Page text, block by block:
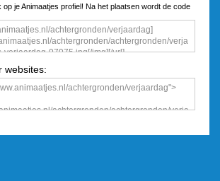
je Animaatjes profiel! Na het plaatsen wordt de code
websites: